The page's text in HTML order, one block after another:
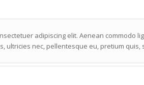
adipiscing elit. Aenean commodo
ultricies nec, pellentesque eu, pretium